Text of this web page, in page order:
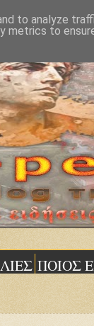
ΠΟΙΟΣ
to analyze
metrics to